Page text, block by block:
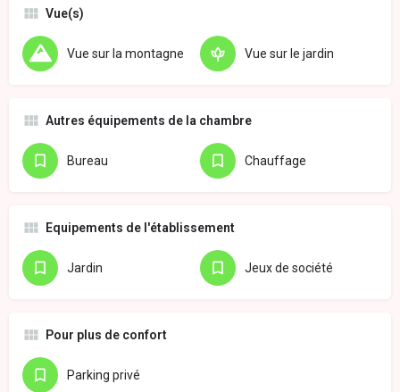
Vue(s)
Vue sur la montagne Vue sur le jardin
Autres équipements de la chambre
Bureau Chauffage
Equipements de l'établissement
Jardin Jeux de société
Pour plus de confort
Parking privé